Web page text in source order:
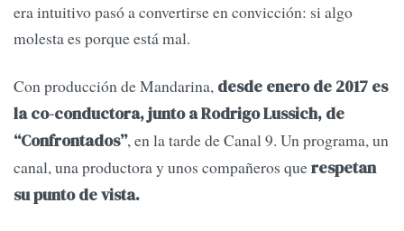
era intuitivo pasó a convertirse en convicción: si algo
molesta es porque está mal.
Con producción de Mandarina, desde enero de 2017 es
la co-conductora, junto a Rodrigo Lussich, de
“Confrontados”, en la tarde de Canal 9. Un programa, un
canal, una productora y unos compañeros querespetan
su punto de vista.